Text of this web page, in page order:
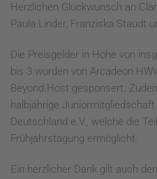
Herzlichen Glückwunsch an
Paula Linder, Franziska Staudt
Die Preisgelder in Höhe von
bis 3 wurden von Arcadeon
Beyond.Host gesponsert.
halbjährige
Deutschland e.V., welche die
Frühjahrstagung ermöglicht.
Ein herzlicher Dank gilt auch